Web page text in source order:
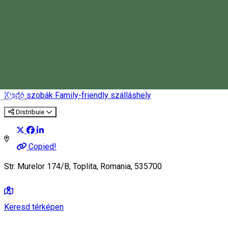
Magyar
Kiadó szobák Family-friendly szálláshely
Distribuie
Copied!
Str. Murelor 174/B, Toplita, Romania, 535700
Keresd térképen